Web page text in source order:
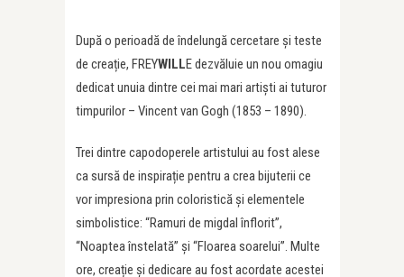
După o perioadă de îndelungă cercetare și teste
de creație, FREYWILLE dezvăluie un nou omagiu
dedicat unuia dintre cei mai mari artiști ai tuturor
timpurilor – Vincent van Gogh (1853 – 1890).
Trei dintre capodoperele artistului au fost alese
ca sursă de inspirație pentru a crea bijuterii ce
vor impresiona prin coloristică și elementele
simbolistice: “Ramuri de migdal înflorit”,
“Noaptea înstelată” și “Floarea soarelui”. Multe
ore, creație și dedicare au fost acordate acestei